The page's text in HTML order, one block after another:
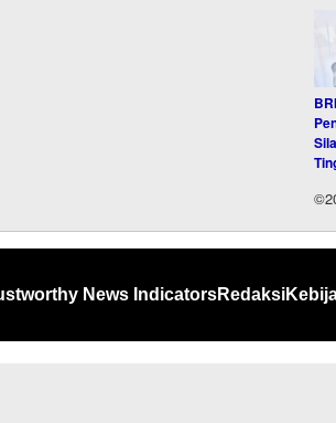
News IndicatorsRedaksi